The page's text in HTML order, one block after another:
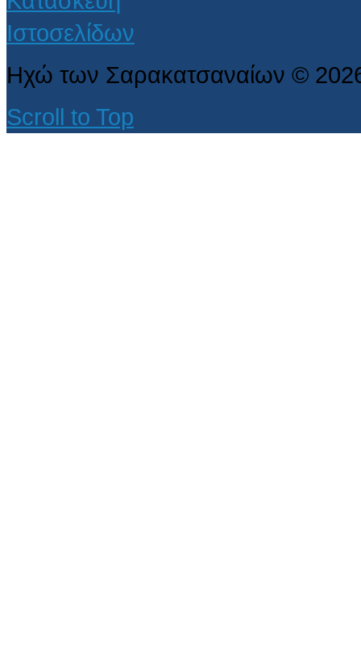
Ηχώ των Σαρακατσαναίων ©
Scroll to Top